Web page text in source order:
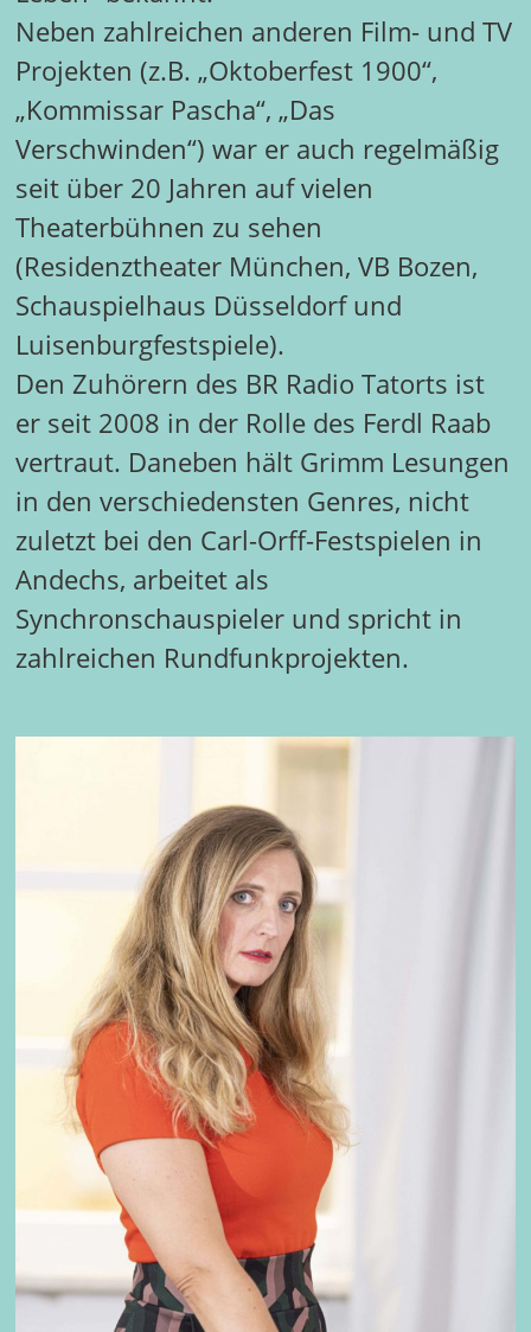
Neben zahlreichen anderen Film- und TV
Projekten (z.B. „Oktoberfest 1900“,
„Kommissar Pascha“, „Das
Verschwinden“) war er auch regelmäßig
seit über 20 Jahren auf vielen
Theaterbühnen zu sehen
(Residenztheater München, VB Bozen,
Schauspielhaus Düsseldorf und
Luisenburgfestspiele).
Den Zuhörern des BR Radio Tatorts ist
er seit 2008 in der Rolle des Ferdl Raab
vertraut. Daneben hält Grimm Lesungen
in den verschiedensten Genres, nicht
zuletzt bei den Carl-Orff-Festspielen in
Andechs, arbeitet als
Synchronschauspieler und spricht in
zahlreichen Rundfunkprojekten.